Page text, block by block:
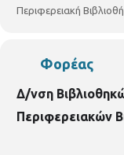
Περιφερειακή
Φορέας
Δ/νση
Περιφερειακών